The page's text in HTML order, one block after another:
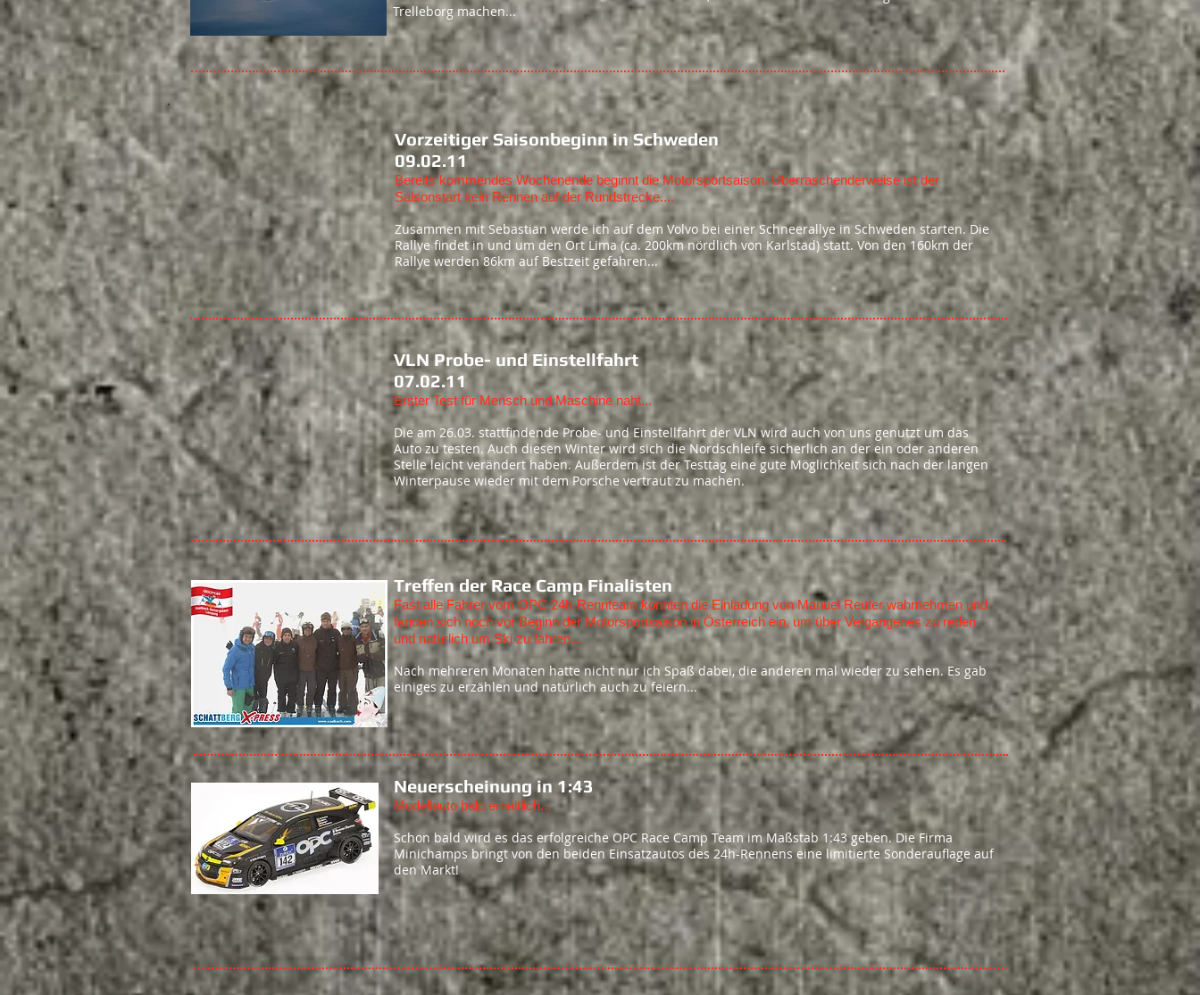
Trelleborg machen...
Vorzeitiger Saisonbeginn in Schweden
09.02.11
Bereits kommendes Wochenende beginnt die Motorsportsaison. Überraschenderweise ist der
Saisonstart kein Rennen auf der Rundstrecke....
Zusammen mit Sebastian werde ich auf dem Volvo bei einer Schneerallye in Schweden starten. Die
Rallye findet in und um den Ort Lima (ca. 200km nördlich von Karlstad) statt. Von den 160km der
Rallye werden 86km auf Bestzeit gefahren...
VLN Probe- und Einstellfahrt
07.02.11
Erster Test für Mensch und Maschine naht...
Die am 26.03. stattfindende Probe- und Einstellfahrt der VLN wird auch von uns genutzt um das
Auto zu testen. Auch diesen Winter wird sich die Nordschleife sicherlich an der ein oder anderen
Stelle leicht verändert haben. Außerdem ist der Testtag eine gute Möglichkeit sich nach der langen
Winterpause wieder mit dem Porsche vertraut zu machen.
Treffen der Race Camp Finalisten
Fast alle Fahrer vom OPC 24h-Rennteam konnten die Einladung von Manuel Reuter wahrnehmen und
fanden sich noch vor Beginn der Motorsportsaison in Österreich ein, um über Vergangenes zu reden
und natürlich um Ski zu fahren...
Nach mehreren Monaten hatte nicht nur ich Spaß dabei, die anderen mal wieder zu sehen. Es gab
einiges zu erzählen und natürlich auch zu feiern...
Neuerscheinung in 1:43
Modellauto bald erhältlich...
Schon bald wird es das erfolgreiche OPC Race Camp Team im Maßstab 1:43 geben. Die Firma
Minichamps bringt von den beiden Einsatzautos des 24h-Rennens eine limitierte Sonderauflage auf
den Markt!